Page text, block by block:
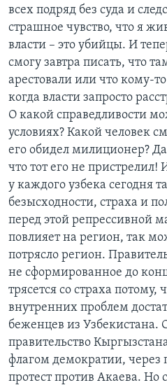
всех подряд без суда и
страшное чувство, что я
власти – это убийцы. И
смогу завтра писать, что
арестовали или что кому-
когда власти запросто
О какой справедливости
условиях? Какой человек
его обидел милиционер?
что тот его не пристрелил!
у каждого узбека сегодня
безысходности, страха и
перед этой репрессивной
повлияет на регион, так
потрясло регион.
не сформированное до
трясется со страха потому,
внутренних проблем
беженцев из Узбекистана.
правительство
флагом демократии,
протест против Акаева. Но